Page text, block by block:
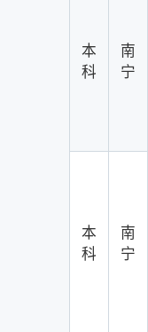
本
科
南
宁
本
科
南
宁